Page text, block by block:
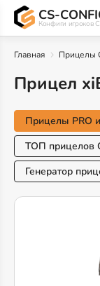
CS-
Конфиги игроков
Главная Прицелы
Прицел
Прицелы PRO
ТОП прицелов
Генератор